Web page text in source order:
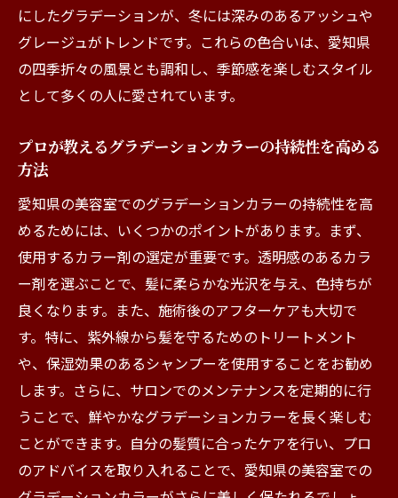
にしたグラデーションが、冬には深みのあるアッシュや
グレージュがトレンドです。これらの色合いは、愛知県
の四季折々の風景とも調和し、季節感を楽しむスタイル
として多くの人に愛されています。
プロが教えるグラデーションカラーの持続性を高める
方法
愛知県の美容室でのグラデーションカラーの持続性を高
めるためには、いくつかのポイントがあります。まず、
使用するカラー剤の選定が重要です。透明感のあるカラ
ー剤を選ぶことで、髪に柔らかな光沢を与え、色持ちが
良くなります。また、施術後のアフターケアも大切で
す。特に、紫外線から髪を守るためのトリートメント
や、保湿効果のあるシャンプーを使用することをお勧め
します。さらに、サロンでのメンテナンスを定期的に行
うことで、鮮やかなグラデーションカラーを長く楽しむ
ことができます。自分の髪質に合ったケアを行い、プロ
のアドバイスを取り入れることで、愛知県の美容室での